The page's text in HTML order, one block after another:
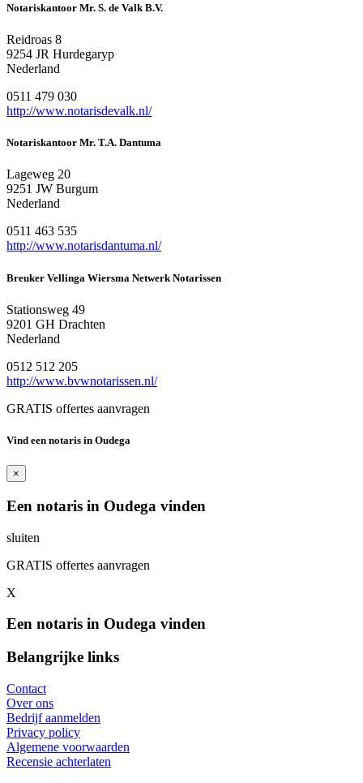
Notariskantoor Mr. S. de Valk B.V.
Reidroas 8
9254 JR Hurdegaryp
Nederland
0511 479 030
http://www.notarisdevalk.nl/
Notariskantoor Mr. T.A. Dantuma
Lageweg 20
9251 JW Burgum
Nederland
0511 463 535
http://www.notarisdantuma.nl/
Breuker Vellinga Wiersma Netwerk Notarissen
Stationsweg 49
9201 GH Drachten
Nederland
0512 512 205
http://www.bvwnotarissen.nl/
GRATIS offertes aanvragen
Vind een notaris in Oudega
×
Een notaris in Oudega vinden
sluiten
GRATIS offertes aanvragen
X
Een notaris in Oudega vinden
Belangrijke links
Contact
Over ons
Bedrijf aanmelden
Privacy policy
Algemene voorwaarden
Recensie achterlaten